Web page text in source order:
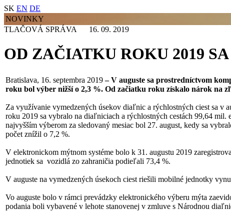
SK EN DE
NOVINKY
TLAČOVÁ SPRÁVA 16. 09. 2019
OD ZAČIATKU ROKU 2019
Bratislava, 16. septembra 2019– V auguste sa prostredníctvom
roku bol výber nižší o 2,3 %. Od začiatku roku získalo nárok na
Za využívanie vymedzených úsekov diaľnic a rýchlostných ciest sa v
roku 2019 sa vybralo na diaľniciach a rýchlostných cestách 99,64
najvyšším výberom za sledovaný mesiac bol 27. august, kedy sa
počet znížil o 7,2 %.
V elektronickom mýtnom systéme bolo k 31. augustu 2019
jednotiek sa vozidlá zo zahraničia podieľali 73,4 %.
V auguste na vymedzených úsekoch ciest riešili mobilné jednotky
Vo auguste bolo v rámci prevádzky elektronického výberu mýta
podania boli vybavené v lehote stanovenej v zmluve s Národnou